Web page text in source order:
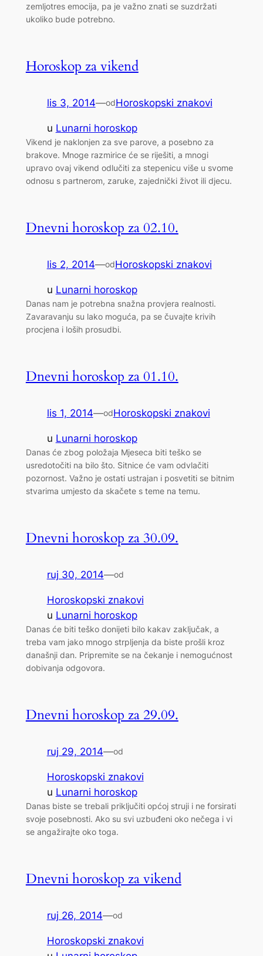
zemljotres emocija, pa je važno znati se suzdržati
ukoliko bude potrebno.
Horoskop za vikend
lis 3, 2014—odHoroskopski znakovi
u Lunarni horoskop
Vikend je naklonjen za sve parove, a posebno za
brakove. Mnoge razmirice će se riješiti, a mnogi
upravo ovaj vikend odlučiti za stepenicu više u svome
odnosu s partnerom, zaruke, zajednički život ili djecu.
Dnevni horoskop za 02.10.
lis 2, 2014—odHoroskopski znakovi
u Lunarni horoskop
Danas nam je potrebna snažna provjera realnosti.
Zavaravanju su lako moguća, pa se čuvajte krivih
procjena i loših prosudbi.
Dnevni horoskop za 01.10.
lis 1, 2014—odHoroskopski znakovi
u Lunarni horoskop
Danas će zbog položaja Mjeseca biti teško se
usredotočiti na bilo što. Sitnice će vam odvlačiti
pozornost. Važno je ostati ustrajan i posvetiti se bitnim
stvarima umjesto da skačete s teme na temu.
Dnevni horoskop za 30.09.
ruj 30, 2014—od
Horoskopski znakovi
u Lunarni horoskop
Danas će biti teško donijeti bilo kakav zaključak, a
treba vam jako mnogo strpljenja da biste prošli kroz
današnji dan. Pripremite se na čekanje i nemogućnost
dobivanja odgovora.
Dnevni horoskop za 29.09.
ruj 29, 2014—od
Horoskopski znakovi
u Lunarni horoskop
Danas biste se trebali priključiti općoj struji i ne forsirati
svoje posebnosti. Ako su svi uzbuđeni oko nečega i vi
se angažirajte oko toga.
Dnevni horoskop za vikend
ruj 26, 2014—od
Horoskopski znakovi